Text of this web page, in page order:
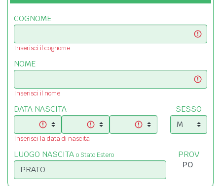
COGNOME
Inserisci il cognome
NOME
Inserisci il nome
DATA NASCITA
Inserisci la data di nascita
SESSO
LUOGO NASCITA o Stato Estero PROV